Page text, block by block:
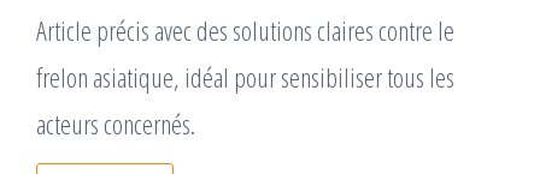
Article précis avec des solutions claires contre le
frelon asiatique, idéal pour sensibiliser tous les
acteurs concernés.